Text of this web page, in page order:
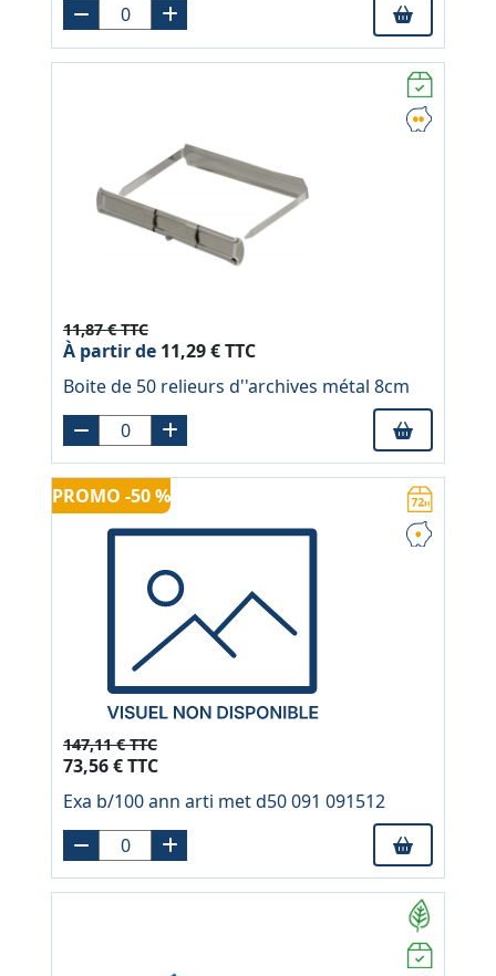
11,87 € TTC
À partir de 11,29 € TTC
Boite de 50 relieurs d''archives métal 8cm
PROMO -50 %
147,11 € TTC
73,56 € TTC
Exa b/100 ann arti met d50 091 091512